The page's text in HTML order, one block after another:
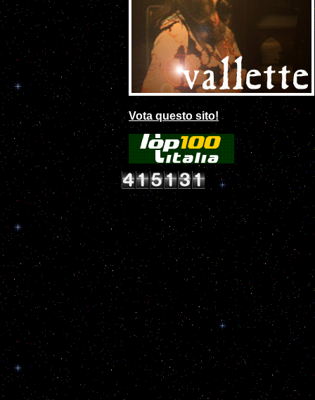
Vota questo sito!